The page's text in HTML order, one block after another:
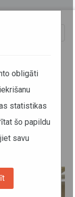
zāle
obligāti
statistikas
šo papildu
savu